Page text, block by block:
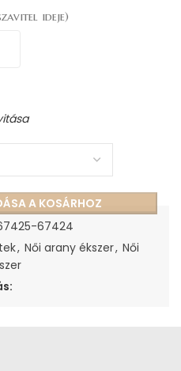
ideje)
A KOSÁRHOZ
67424
, Női arany ékszer, Női